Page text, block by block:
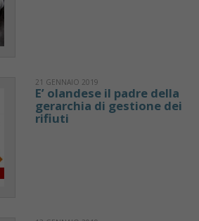
21 GENNAIO 2019
E’ olandese il padre della
gerarchia di gestione dei
rifiuti